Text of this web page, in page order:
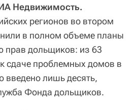
Недвижимость.
регионов во втором
в полном объеме планы
прав дольщиков: из 63
сдаче проблемных домов в
введено лишь десять,
Фонда дольщиков.